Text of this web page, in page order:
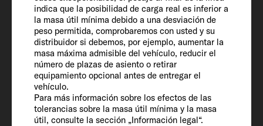
indica que la posibilidad de carga real es inferior a
la masa útil mínima debido a una desviación de
peso permitida, comprobaremos con usted y su
distribuidor si debemos, por ejemplo, aumentar la
masa máxima admisible del vehículo, reducir el
número de plazas de asiento o retirar
equipamiento opcional antes de entregar el
vehículo.
Para más información sobre los efectos de las
tolerancias sobre la masa útil mínima y la masa
útil, consulte la sección „Información legal“.
Masa máxima técnicamente admisible*
(kg)
3500
Incremento MTMA (opcional)
3650